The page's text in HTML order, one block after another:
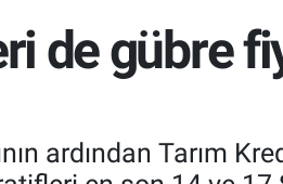
de gübre
ardından Tarım